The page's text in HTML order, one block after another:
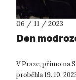
06 / 11 / 2023
Den
V Praze, přímo na
proběhla 19. 10.